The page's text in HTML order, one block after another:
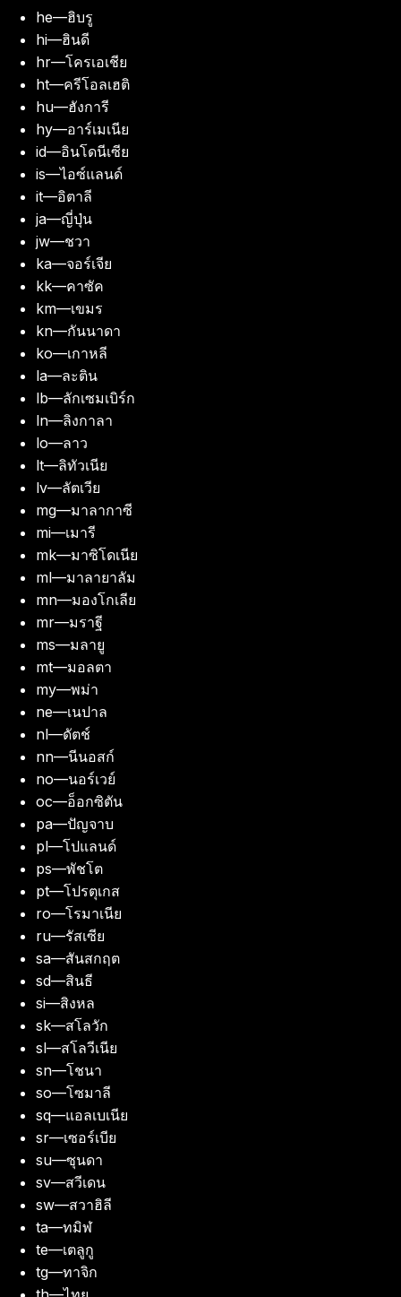
he—ฮิบรู
hi—ฮินดี
hr—โครเอเชีย
ht—ครีโอลเฮติ
hu—ฮังการี
hy—อาร์เมเนีย
id—อินโดนีเซีย
is—ไอซ์แลนด์
it—อิตาลี
ja—ญี่ปุ่น
jw—ชวา
ka—จอร์เจีย
kk—คาซัค
km—เขมร
kn—กันนาดา
ko—เกาหลี
la—ละติน
lb—ลักเซมเบิร์ก
ln—ลิงกาลา
lo—ลาว
lt—ลิทัวเนีย
lv—ลัตเวีย
mg—มาลากาซี
mi—เมารี
mk—มาซิโดเนีย
ml—มาลายาลัม
mn—มองโกเลีย
mr—มราฐี
ms—มลายู
mt—มอลตา
my—พม่า
ne—เนปาล
nl—ดัตช์
nn—นีนอสก์
no—นอร์เวย์
oc—อ็อกซิตัน
pa—ปัญจาบ
pl—โปแลนด์
ps—พัชโต
pt—โปรตุเกส
ro—โรมาเนีย
ru—รัสเซีย
sa—สันสกฤต
sd—สินธี
si—สิงหล
sk—สโลวัก
sl—สโลวีเนีย
sn—โชนา
so—โซมาลี
sq—แอลเบเนีย
sr—เซอร์เบีย
su—ซุนดา
sv—สวีเดน
sw—สวาฮิลี
ta—ทมิฬ
te—เตลูกู
tg—ทาจิก